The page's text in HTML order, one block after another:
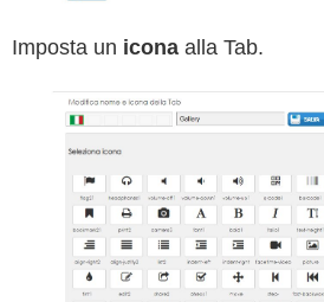
Imposta un icona alla Tab.